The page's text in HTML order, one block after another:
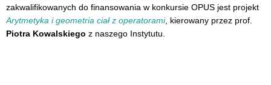
zakwalifikowanych do finansowania w konkursie OPUS jest projekt
Arytmetyka i geometria ciał z operatorami, kierowany przez prof.
Piotra Kowalskiego z naszego Instytutu.